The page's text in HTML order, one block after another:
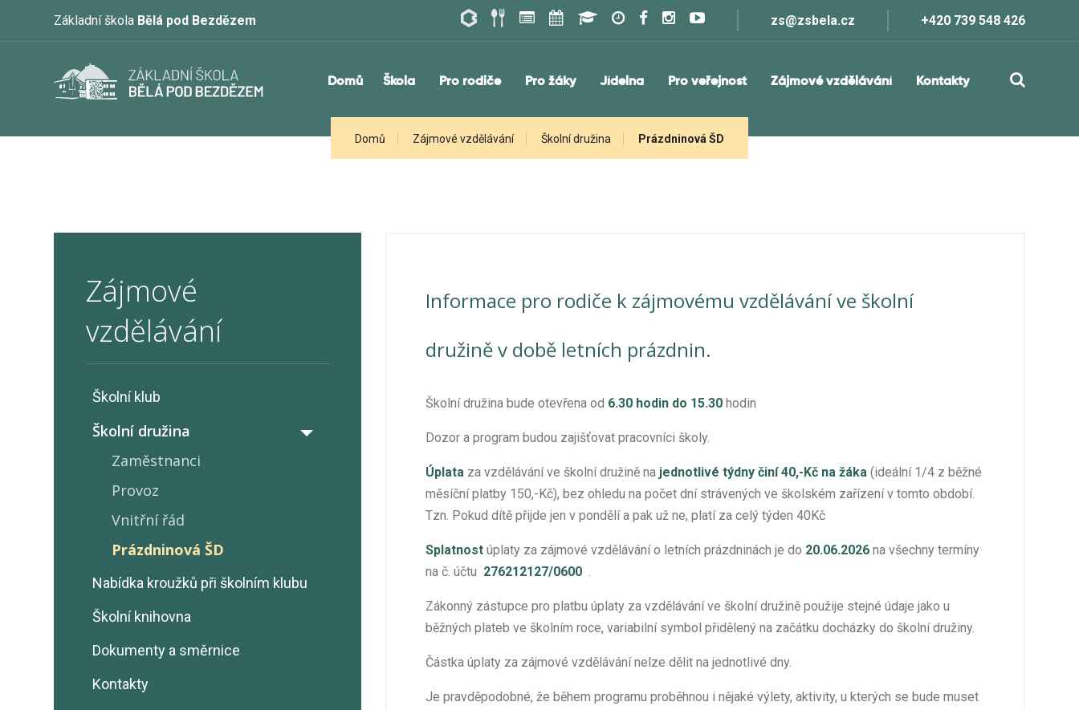
Základní škola Bělá pod Bezdězem zs@zsbela.cz +420 739 548 426
Domů Škola Pro rodiče Pro žáky Jídelna Pro veřejnost Zájmové vzdělávání Kontakty
Domů Zájmové vzdělávání Školní družina Prázdninová ŠD
Zájmové
vzdělávání
Školní klub
Školní družina
Zaměstnanci
Provoz
Vnitřní řád
Prázdninová ŠD
Nabídka kroužků při školním klubu
Školní knihovna
Dokumenty a směrnice
Kontakty
Informace pro rodiče k zájmovému vzdělávání ve školní
družině v době letních prázdnin.
Školní družina bude otevřena od 6.30 hodin do 15.30 hodin
Dozor a program budou zajišťovat pracovníci školy.
Úplata za vzdělávání ve školní družině na jednotlivé týdny činí 40,-Kč na žáka(ideální 1/4 z běžné
měsíční platby 150,-Kč), bez ohledu na počet dní strávených ve školském zařízení v tomto období.
Tzn. Pokud dítě přijde jen v pondělí a pak už ne, platí za celý týden 40Kč
Splatnostúplaty za zájmové vzdělávání o letních prázdninách je do 20.06.2026 na všechny termíny
na č. účtu 276212127/0600 .
Zákonný zástupce pro platbu úplaty za vzdělávání ve školní družině použije stejné údaje jako u
běžných plateb ve školním roce, variabilní symbol přidělený na začátku docházky do školní družiny.
Částka úplaty za zájmové vzdělávání nelze dělit na jednotlivé dny.
Je pravděpodobné, že během programu proběhnou i nějaké výlety, aktivity, u kterých se bude muset